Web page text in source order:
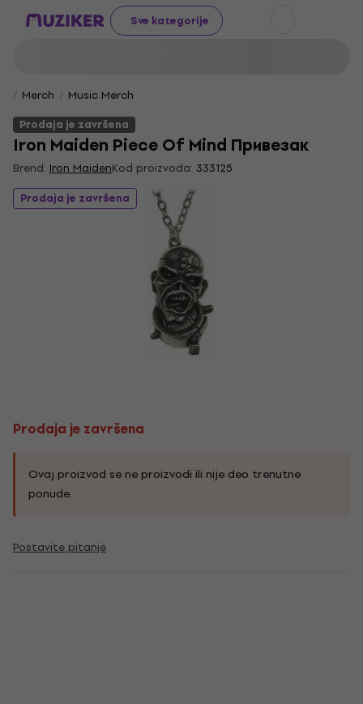
Sve kategorije
Merch
Music Merch
Prodaja je završena
Iron Maiden Piece Of Mind Привезак
Brend: Iron MaidenKod proizvoda: 333125
Prodaja je završena
Prodaja je završena
Ovaj proizvod se ne proizvodi ili nije deo trenutne
ponude.
Postavite pitanje